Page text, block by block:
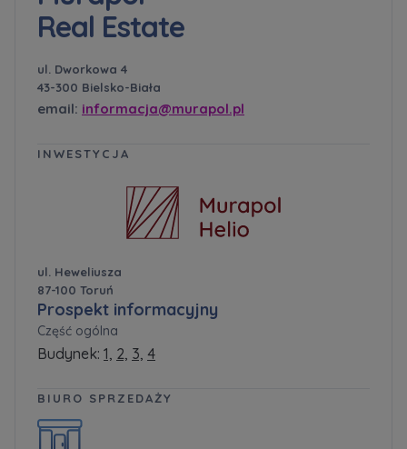
Real Estate
ul. Dworkowa 4
43-300 Bielsko-Biała
email: informacja@murapol.pl
INWESTYCJA
ul. Heweliusza
87-100 Toruń
Prospekt informacyjny
Część ogólna
Budynek: 1, 2, 3, 4
BIURO SPRZEDAŻY